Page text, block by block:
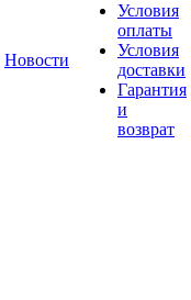
Новости
Условия
оплаты
Условия
доставки
Гарантия
и
возврат